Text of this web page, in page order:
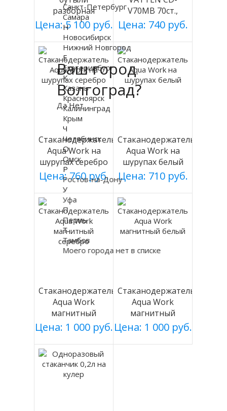
разборная
(БЕЛАЯ), Россия
Цена: 5 100 руб.
V70MB 70ст.,
черный, магнит.
Цена: 740 руб.
Стаканодержатель
Aqua Work на
шурупах серебро
Цена: 760 руб.
Стаканодержатель
Aqua Work на
шурупах белый
Цена: 710 руб.
Стаканодержатель
Aqua Work
магнитный
серебро
Цена: 1 000 руб.
Стаканодержатель
Aqua Work
магнитный
белый
Цена: 1 000 руб.
Ваш город
Волгоград?
Да Нет
Санкт-Петербург
Самара
Н
Новосибирск
Нижний Новгород
Е
Екатеринбург
К
Казань
Красноярск
Калининград
Крым
Ч
Челябинск
О
Омск
Р
Ростов-на-Дону
У
Уфа
П
Пермь
Т
Тамбов
Моего города нет в списке